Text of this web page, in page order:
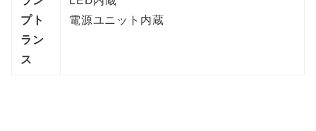
プト
ラン
ス
電源ユニット内蔵